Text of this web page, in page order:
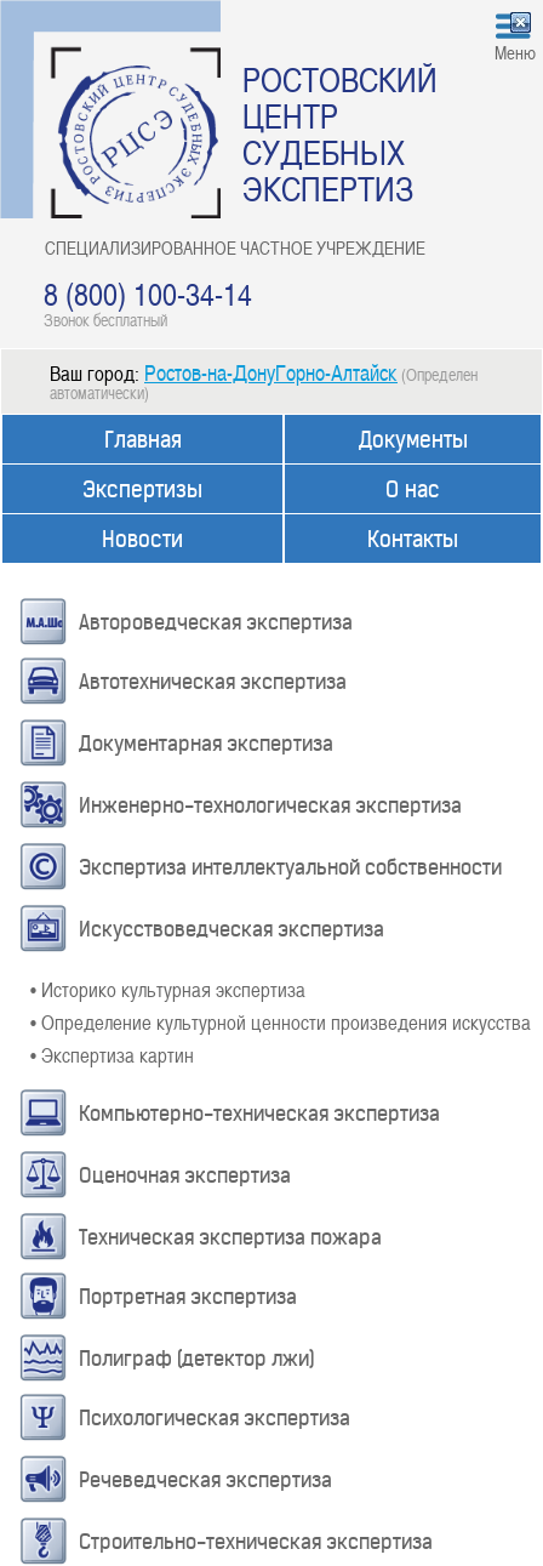
РОСТОВСКИЙ
ЦЕНТР
СУДЕБНЫХ
ЭКСПЕРТИЗ
СПЕЦИАЛИЗИРОВАННОЕ ЧАСТНОЕ УЧРЕЖДЕНИЕ
8 (800) 100-34-14
Звонок бесплатный
Меню
Ваш город: Ростов-на-ДонуГорно-Алтайск (Определен
автоматически)
Главная
Экспертизы
Новости
Документы
О нас
Контакты
Автороведческая экспертиза
Автотехническая экспертиза
Документарная экспертиза
Инженерно-технологическая экспертиза
Экспертиза интеллектуальной собственности
Искусствоведческая экспертиза
• Историко культурная экспертиза
• Определение культурной ценности произведения искусства
• Экспертиза картин
Компьютерно-техническая экспертиза
Оценочная экспертиза
Техническая экспертиза пожара
Портретная экспертиза
Полиграф (детектор лжи)
Психологическая экспертиза
Речеведческая экспертиза
Строительно-техническая экспертиза